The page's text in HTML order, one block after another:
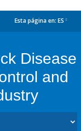
Esta página en: ES
Disease
and